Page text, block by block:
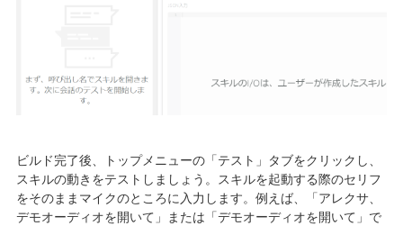
ビルド完了後、トップメニューの「テスト」タブをクリックし、
スキルの動きをテストしましょう。スキルを起動する際のセリフ
をそのままマイクのところに入力します。例えば、「アレクサ、
デモオーディオを開いて」または「デモオーディオを開いて」で